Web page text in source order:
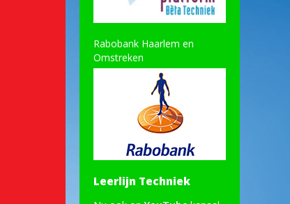
Rabobank Haarlem en
Omstreken
Leerlijn Techniek